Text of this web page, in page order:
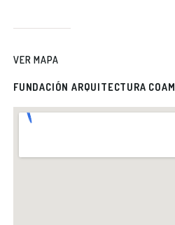
VER MAPA
FUNDACIÓN ARQUITECTURA COAM